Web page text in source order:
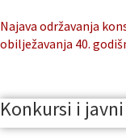
Najava održavanja
obilježavanja 40.
Konkursi i